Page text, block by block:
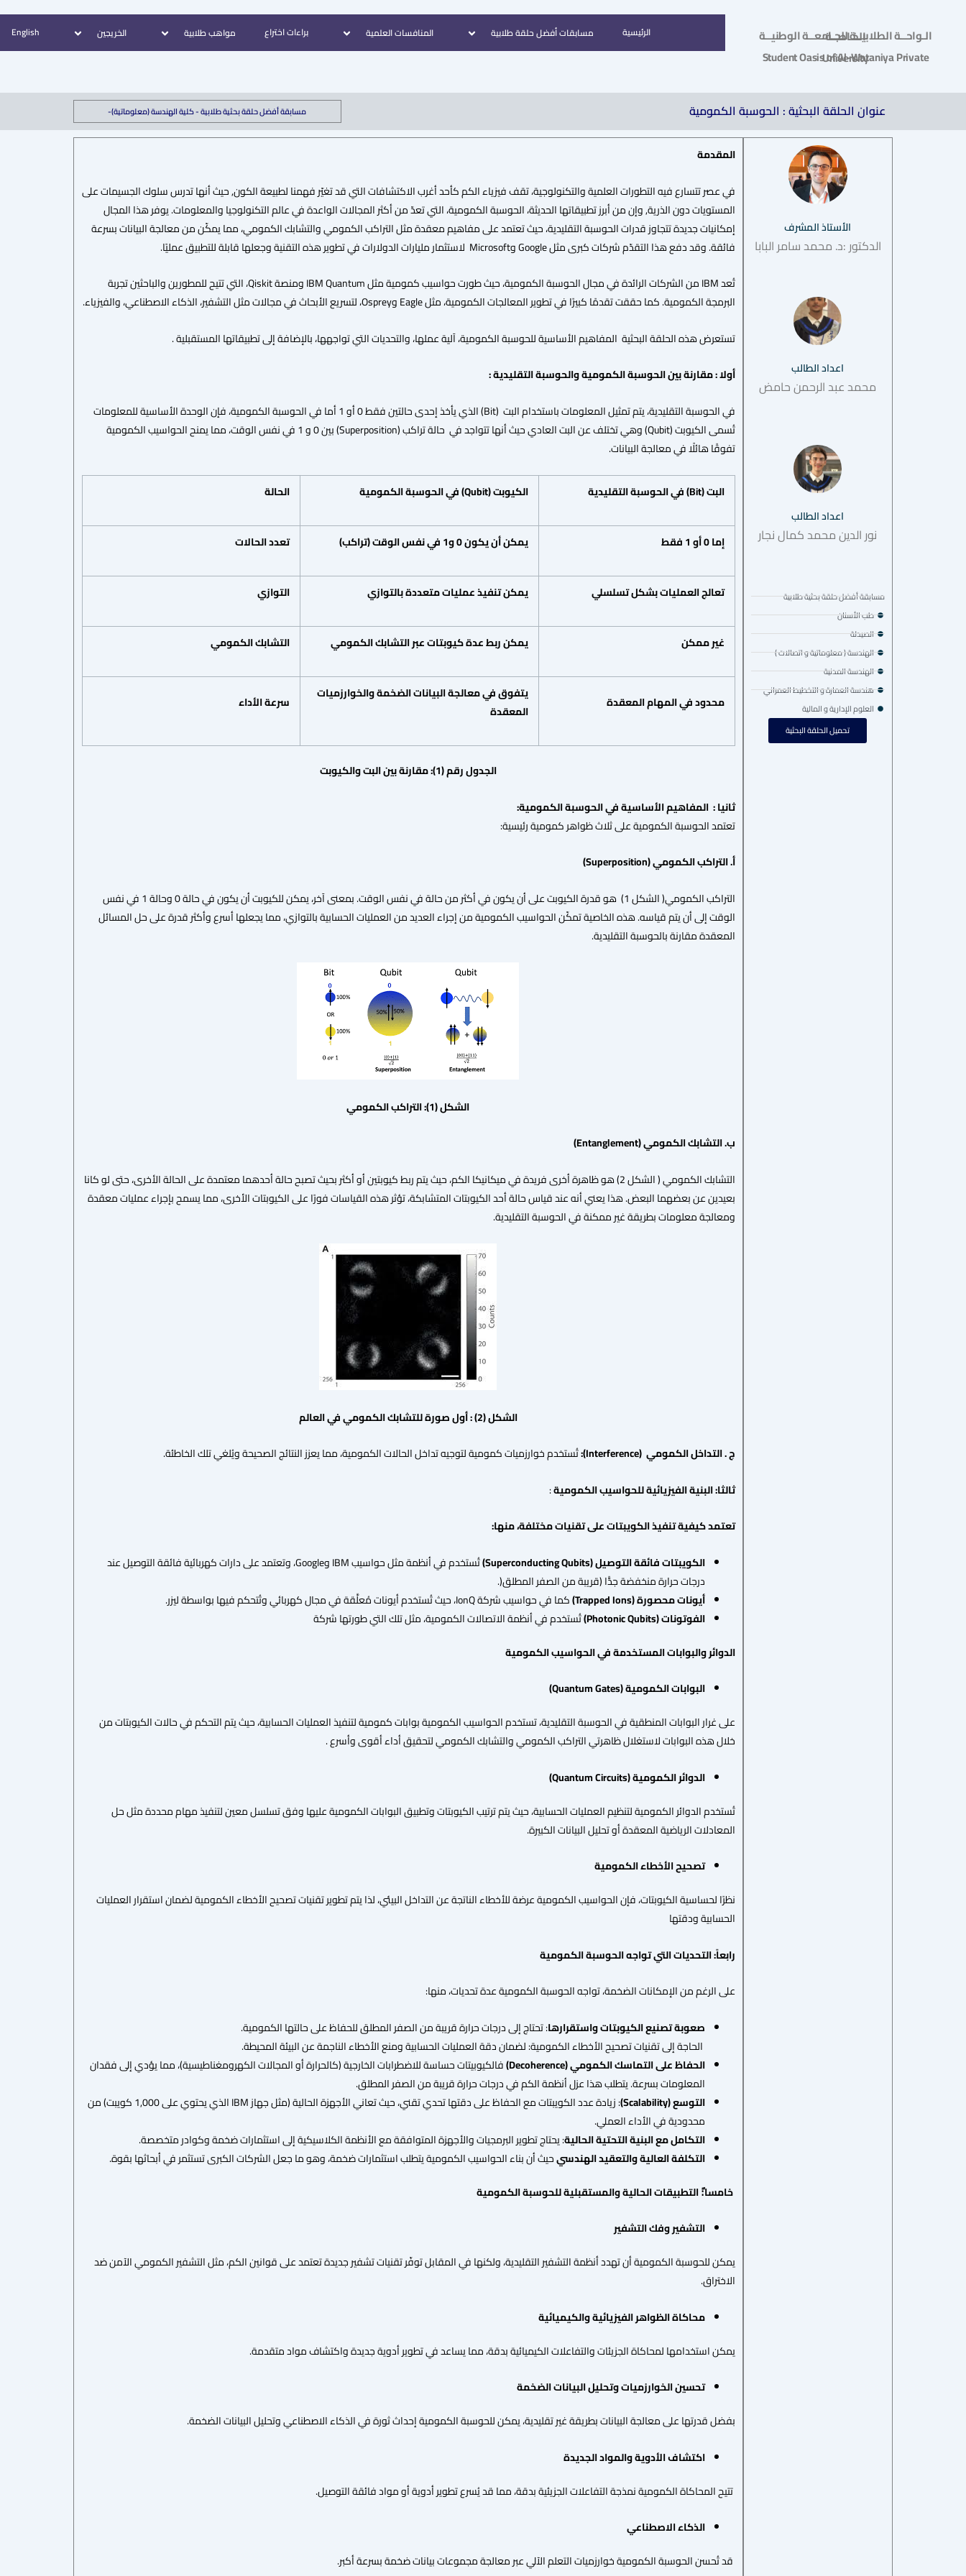
الـواحــة الطلابيــة للجـامعــة الوطنيــة الخـاصــة
Student Oasis of Al-Wataniya Private University
الرئيسية مسابقات أفضل حلقة طلابية المنافسات العلمية براءات اختراع مواهب طلابية الخريجين English
عنوان الحلقة البحثية : الحوسبة الكمومية مسابقة أفضل حلقة بحثية طلابية - كلية الهندسة (معلوماتية)-
الأستاذ المشرف
الدكتور :د. محمد سامر البابا
اعداد الطالب
محمد عبد الرحمن حامض
اعداد الطالب
نور الدين محمد كمال نجار
مسابقة أفضل حلقة بحثية طلابية
طب الأسنان
الصيدلة
الهندسة ( معلوماتية و اتصالات )
الهندسة المدنية
هندسة العمارة و التخطيط العمراني
العلوم الإدارية و المالية
تحميل الحلقة البحثية
المقدمة
في عصر تتسارع فيه التطورات العلمية والتكنولوجية، تقف فيزياء الكم كأحد أغرب الاكتشافات التي قد تغيّر فهمنا لطبيعة الكون, حيث أنها تدرس سلوك الجسيمات على
المستويات دون الذرية, وإن من أبرز تطبيقاتها الحديثة، الحوسبة الكمومية، التي تعدّ من أكثر المجالات الواعدة في عالم التكنولوجيا والمعلومات. يوفر هذا المجال
إمكانيات جديدة تتجاوز قدرات الحوسبة التقليدية، حيث تعتمد على مفاهيم معقدة مثل التراكب الكمومي والتشابك الكمومي، مما يمكّن من معالجة البيانات بسرعة
فائقة. وقد دفع هذا التقدّم شركات كبرى مثل Google وMicrosoft لاستثمار مليارات الدولارات في تطوير هذه التقنية وجعلها قابلة للتطبيق عمليًا.
تُعد IBM من الشركات الرائدة في مجال الحوسبة الكمومية، حيث طورت حواسيب كمومية مثل IBM Quantum ومنصة Qiskit، التي تتيح للمطورين والباحثين تجربة
البرمجة الكمومية. كما حققت تقدمًا كبيرًا في تطوير المعالجات الكمومية، مثل Eagle وOsprey، لتسريع الأبحاث في مجالات مثل التشفير، الذكاء الاصطناعي، والفيزياء.
تستعرض هذه الحلقة البحثية المفاهيم الأساسية للحوسبة الكمومية، آلية عملها، والتحديات التي تواجهها، بالإضافة إلى تطبيقاتها المستقبلية .
أولا : مقارنة بين الحوسبة الكمومية والحوسبة التقليدية :
في الحوسبة التقليدية، يتم تمثيل المعلومات باستخدام البت (Bit) الذي يأخذ إحدى حالتين فقط 0 أو 1 أما في الحوسبة الكمومية، فإن الوحدة الأساسية للمعلومات
تُسمى الكيوبت (Qubit) وهي تختلف عن البت العادي حيث أنها تتواجد في حالة تراكب (Superposition) بين 0 و 1 في نفس الوقت، مما يمنح الحواسيب الكمومية
تفوقًا هائلًا في معالجة البيانات.
البت(Bit) فيالحوسبةالتقليدية الكيوبت(Qubit) فيالحوسبةالكمومية الحالة
إما0 أو فقط يمكنأنيكون0 و1فينفسالوقت(تراكب) تعددالحالات
تعالجالعملياتبشكلتسلسلي يمكنتنفيذعملياتمتعددةبالتوازي التوازي
غيرممكن يمكنربطعدةكيوبتاتعبرالتشابكالكمومي التشابكالكمومي
محدودفيالمهامالمعقدة يتفوقفيمعالجةالبياناتالضخمةوالخوارزميات
المعقدة
سرعةالأداء
الجدول رقم (1): مقارنةبينالبتوالكيوبت
ثانيا : المفاهيمالأساسيةفيالحوسبةالكمومية:
تعتمد الحوسبة الكمومية على ثلاث ظواهر كمومية رئيسية:
أ.التراكبالكمومي(Superposition)
التراكب الكمومي( الشكل 1) هو قدرة الكيوبت على أن يكون في أكثر من حالة في نفس الوقت. بمعنى آخر، يمكن للكيوبت أن يكون في حالة 0 وحالة 1 في نفس
الوقت إلى أن يتم قياسه. هذه الخاصية تمكّن الحواسيب الكمومية من إجراء العديد من العمليات الحسابية بالتوازي، مما يجعلها أسرع وأكثر قدرة على حل المسائل
المعقدة مقارنة بالحوسبة التقليدية.
الشكل (1): التراكب الكمومي
ب.التشابكالكمومي(Entanglement)
التشابك الكمومي ( الشكل 2) هو ظاهرة أخرى فريدة في ميكانيكا الكم، حيث يتم ربط كيوبتين أو أكثر بحيث تصبح حالة أحدهما معتمدة على الحالة الأخرى، حتى لو كانا
بعيدين عن بعضهما البعض. هذا يعني أنه عند قياس حالة أحد الكيوبتات المتشابكة، تؤثر هذه القياسات فورًا على الكيوبتات الأخرى، مما يسمح بإجراء عمليات معقدة
ومعالجة معلومات بطريقة غير ممكنة في الحوسبة التقليدية.
الشكل (2) : أول صورة للتشابك الكمومي في العالم
ج . التداخل الكمومي (
Interference): تُستخدم خوارزميات كمومية لتوجيه تداخل الحالات الكمومية، مما يعزز النتائج الصحيحة ويُلغي تلك الخاطئة.
ثالثا: البنيةالفيزيائيةللحواسيبالكمومية:
تعتمد كيفية تنفيذ الكويبتات على تقنيات مختلفة، منها:
الكويبتات فائقة التوصيل(Superconducting Qubits)
تُستخدم في أنظمة مثل حواسيب IBM وGoogle، وتعتمد على دارات كهربائية فائقة التوصيل عند
درجات حرارة منخفضة جدًّا (قريبة من الصفر المطلق(.
أيونات محصورة(Trapped Ions)
كما في حواسيب شركة IonQ، حيث تُستخدم أيونات مُعلَّقة في مجال كهربائي وتُتحكم فيها بواسطة ليزر.
الفوتونات(Photonic Qubits)
تُستخدم في أنظمة الاتصالات الكمومية، مثل تلك التي طورتها شركة
الدوائر والبوابات المستخدمة فيالحواسيبالكمومية
البواباتالكمومية(Quantum Gates)
على غرار البوابات المنطقية في الحوسبة التقليدية، تستخدم الحواسيب الكمومية بوابات كمومية لتنفيذ العمليات الحسابية، حيث يتم التحكم في حالات الكيوبتات من
خلال هذه البوابات لاستغلال ظاهرتي التراكب الكمومي والتشابك الكمومي لتحقيق أداء أقوى وأسرع .
الدوائرالكمومية(Quantum Circuits)
تُستخدم الدوائر الكمومية لتنظيم العمليات الحسابية، حيث يتم ترتيب الكيوبتات وتطبيق البوابات الكمومية عليها وفق تسلسل معين لتنفيذ مهام محددة مثل حل
المعادلات الرياضية المعقدة أو تحليل البيانات الكبيرة.
تصحيحالأخطاءالكمومية
نظرًا لحساسية الكيوبتات، فإن الحواسيب الكمومية عرضة للأخطاء الناتجة عن التداخل البيئي، لذا يتم تطوير تقنيات تصحيح الأخطاء الكمومية لضمان استقرار العمليات
الحسابية ودقتها
رابعاً:التحدياتالتيتواجهالحوسبةالكمومية
على الرغم من الإمكانات الضخمة، تواجه الحوسبة الكمومية عدة تحديات، منها:
صعوبةتصنيعالكيوبتاتواستقرارها: تحتاج إلى درجات حرارة قريبة من الصفر المطلق للحفاظ على حالتها الكمومية.
الحاجة إلى تقنيات تصحيح الأخطاء الكمومية: لضمان دقة العمليات الحسابية ومنع الأخطاء الناجمة عن البيئة المحيطة.
الحفاظ على التماسك الكمومي(Decoherence)
فالكيوبيتات حساسة للاضطرابات الخارجية (كالحرارة أو المجالات الكهرومغناطيسية)، مما يؤدي إلى فقدان
المعلومات بسرعة. يتطلب هذا عزل أنظمة الكم في درجات حرارة قريبة من الصفر المطلق.
التوسع(Scalability)
: زيادة عدد الكويبتات مع الحفاظ على دقتها تحدي تقني، حيث تعاني الأجهزة الحالية (مثل جهاز IBM الذي يحتوي على 1,000 كويبت) من
محدودية في الأداء العملي.
التكامل مع البنية التحتية الحالية: يحتاج تطوير البرمجيات والأجهزة المتوافقة مع الأنظمة الكلاسيكية إلى استثمارات ضخمة وكوادر متخصصة.
التكلفةالعاليةوالتعقيدالهندسيحيث أن بناء الحواسيب الكمومية يتطلب استثمارات ضخمة، وهو ما جعل الشركات الكبرى تستثمر في أبحاثها بقوة.
خامسا:ً التطبيقاتالحاليةوالمستقبليةللحوسبةالكمومية
التشفيروفكالتشفير
يمكن للحوسبة الكمومية أن تهدد أنظمة التشفير التقليدية، ولكنها في المقابل توفّر تقنيات تشفير جديدة تعتمد على قوانين الكم، مثل التشفير الكمومي الآمن ضد
الاختراق.
محاكاةالظواهرالفيزيائيةوالكيميائية
يمكن استخدامها لمحاكاة الجزيئات والتفاعلات الكيميائية بدقة، مما يساعد في تطوير أدوية جديدة واكتشاف مواد متقدمة.
تحسينالخوارزمياتوتحليلالبياناتالضخمة
بفضل قدرتها على معالجة البيانات بطريقة غير تقليدية، يمكن للحوسبة الكمومية إحداث ثورة في الذكاء الاصطناعي وتحليل البيانات الضخمة.
اكتشاف الأدوية والمواد الجديدة
تتيح المحاكاة الكمومية نمذجة التفاعلات الجزيئية بدقة، مما قد يُسرع تطوير أدوية أو مواد فائقة التوصيل.
الذكاء الاصطناعي
قد تُحسن الحوسبة الكمومية خوارزميات التعلم الآلي عبر معالجة مجموعات بيانات ضخمة بسرعة أكبر.